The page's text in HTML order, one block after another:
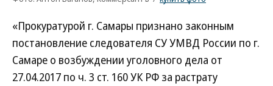
«Прокуратурой г. Самары признано законным
постановление следователя СУ УМВД России по г.
Самаре о возбуждении уголовного дела от
27.04.2017 по ч. 3 ст. 160 УК РФ за растрату